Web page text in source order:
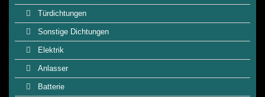
Türdichtungen
Sonstige Dichtungen
Elektrik
Anlasser
Batterie